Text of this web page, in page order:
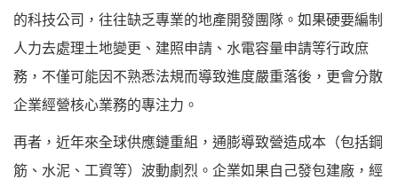
的科技公司，往往缺乏專業的地產開發團隊。如果硬要編制
人力去處理土地變更、建照申請、水電容量申請等行政庶
務，不僅可能因不熟悉法規而導致進度嚴重落後，更會分散
企業經營核心業務的專注力。
再者，近年來全球供應鏈重組，通膨導致營造成本（包括鋼
筋、水泥、工資等）波動劇烈。企業如果自己發包建廠，經